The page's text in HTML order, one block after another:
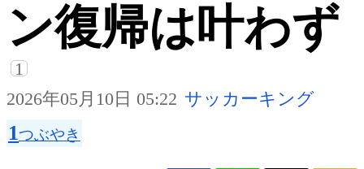
ン復帰は叶わず
1
2026年05月10日 05:22 サッカーキング
1つぶやき